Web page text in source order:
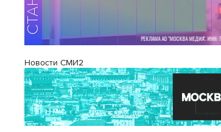
Новости СМИ2